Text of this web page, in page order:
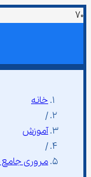
خانه
/
آموزش
/
مروری جامع